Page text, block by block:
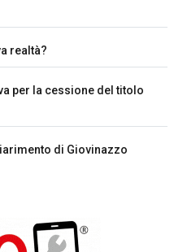
realtà?
per la cessione del titolo
di Giovinazzo